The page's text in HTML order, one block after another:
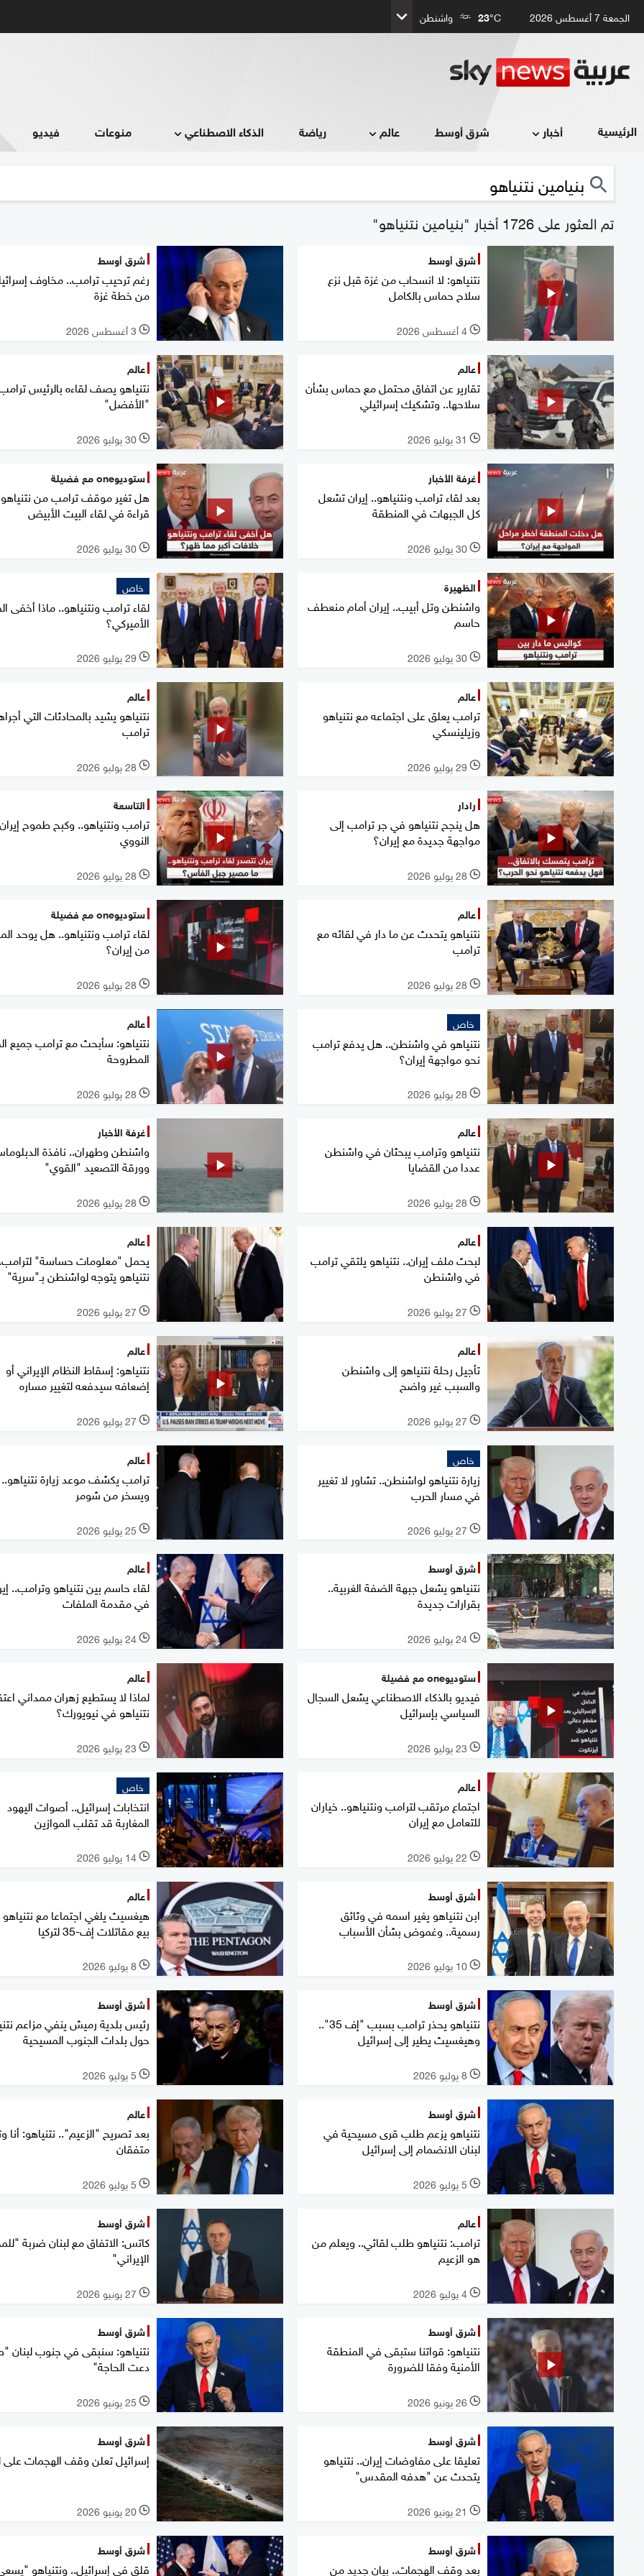
الجمعة 7 أغسطس 2026 23°C واشنطن
الرئيسية أخبار شرق أوسط عالم رياضة الذكاء الاصطناعي منوعات فيديو
تم العثور على 1726 أخبار "بنيامين نتنياهو"
شرق أوسط
نتنياهو: لا انسحاب من غزة قبل نزع
سلاح حماس بالكامل
l 4 أغسطس 2026
شرق أوسط
رغم ترحيب ترامب.. مخاوف
من خطة غزة
l 3 أغسطس 2026
عالم
تقارير عن اتفاق محتمل مع حماس بشأن
سلاحها.. وتشكيك إسرائيلي
l 31 يوليو 2026
عالم
نتنياهو يصف لقاءه بالرئيس
"الأفضل"
l 30 يوليو 2026
غرفة الأخبار
بعد لقاء ترامب ونتنياهو.. إيران تشعل
كل الجبهات في المنطقة
l 30 يوليو 2026
ستوديوone مع فضيلة
هل تغير موقف ترامب من
قراءة في لقاء البيت الأبيض
l 30 يوليو 2026
الظهيرة
واشنطن وتل أبيب.. إيران أمام منعطف
حاسم
l 30 يوليو 2026
خاص
لقاء ترامب ونتنياهو.. ماذا
الأميركي؟
l 29 يوليو 2026
عالم
ترامب يعلق على اجتماعه مع نتنياهو
وزيلينسكي
l 29 يوليو 2026
عالم
نتنياهو يشيد بالمحادثات التي
ترامب
l 28 يوليو 2026
رادار
هل ينجح نتنياهو في جر ترامب إلى
مواجهة جديدة مع إيران؟
l 28 يوليو 2026
التاسعة
ترامب ونتنياهو.. وكبح طموح إيران
النووي
l 28 يوليو 2026
عالم
نتنياهو يتحدث عن ما دار في لقائه مع
ترامب
l 28 يوليو 2026
ستوديوone مع فضيلة
لقاء ترامب ونتنياهو.. هل يوحد
من إيران؟
l 28 يوليو 2026
خاص
نتنياهو في واشنطن.. هل يدفع ترامب
نحو مواجهة إيران؟
l 28 يوليو 2026
عالم
نتنياهو: سأبحث مع ترامب جميع
المطروحة
l 28 يوليو 2026
عالم
نتنياهو وترامب يبحثان في واشنطن
عددا من القضايا
l 28 يوليو 2026
غرفة الأخبار
واشنطن وطهران.. نافذة
وورقة التصعيد "القوي"
l 28 يوليو 2026
عالم
لبحث ملف إيران.. نتنياهو يلتقي ترامب
في واشنطن
l 27 يوليو 2026
عالم
يحمل "معلومات حساسة"
نتنياهو يتوجه لواشنطن بـ"سرية"
l 27 يوليو 2026
عالم
تأجيل رحلة نتنياهو إلى واشنطن
والسبب غير واضح
l 27 يوليو 2026
عالم
نتنياهو: إسقاط النظام الإيراني أو
إضعافه سيدفعه لتغيير مساره
l 27 يوليو 2026
خاص
زيارة نتنياهو لواشنطن.. تشاور لا تغيير
في مسار الحرب
l 27 يوليو 2026
عالم
ترامب يكشف موعد زيارة نتنياهو..
ويسخر من شومر
l 25 يوليو 2026
شرق أوسط
نتنياهو يشعل جبهة الضفة الغربية..
بقرارات جديدة
l 24 يوليو 2026
عالم
لقاء حاسم بين نتنياهو وترامب..
في مقدمة الملفات
l 24 يوليو 2026
ستوديوone مع فضيلة
فيديو بالذكاء الاصطناعي يشعل السجال
السياسي بإسرائيل
l 23 يوليو 2026
عالم
لماذا لا يستطيع زهران ممداني
نتنياهو في نيويورك؟
l 23 يوليو 2026
عالم
اجتماع مرتقب لترامب ونتنياهو.. خياران
للتعامل مع إيران
l 22 يوليو 2026
خاص
انتخابات إسرائيل.. أصوات اليهود
المغاربة قد تقلب الموازين
l 14 يوليو 2026
شرق أوسط
ابن نتنياهو يغير اسمه في وثائق
رسمية.. وغموض بشأن الأسباب
l 10 يوليو 2026
عالم
هيغسيث يلغي اجتماعا مع
بيع مقاتلات إف-35 لتركيا
l 8 يوليو 2026
شرق أوسط
نتنياهو يحذر ترامب بسبب "إف 35"..
وهيغسيث يطير إلى إسرائيل
l 8 يوليو 2026
شرق أوسط
رئيس بلدية رميش ينفي مزاعم
حول بلدات الجنوب المسيحية
l 5 يوليو 2026
شرق أوسط
نتنياهو يزعم طلب قرى مسيحية في
لبنان الانضمام إلى إسرائيل
l 5 يوليو 2026
عالم
بعد تصريح "الزعيم".. نتنياهو: أنا
متفقان
l 5 يوليو 2026
عالم
ترامب: نتنياهو طلب لقائي.. ويعلم من
هو الزعيم
l 4 يوليو 2026
شرق أوسط
كاتس: الاتفاق مع لبنان ضربة
الإيراني"
l 27 يونيو 2026
شرق أوسط
نتنياهو: قواتنا ستبقى في المنطقة
الأمنية وفقا للضرورة
l 26 يونيو 2026
شرق أوسط
نتنياهو: سنبقى في جنوب لبنان
دعت الحاجة"
l 25 يونيو 2026
شرق أوسط
تعليقا على مفاوضات إيران.. نتنياهو
يتحدث عن "هدفه المقدس"
l 21 يونيو 2026
شرق أوسط
إسرائيل تعلن وقف الهجمات على
l 20 يونيو 2026
شرق أوسط
بعد وقف الهجمات.. بيان جديد من
شرق أوسط
قلق في إسرائيل.. ونتنياهو